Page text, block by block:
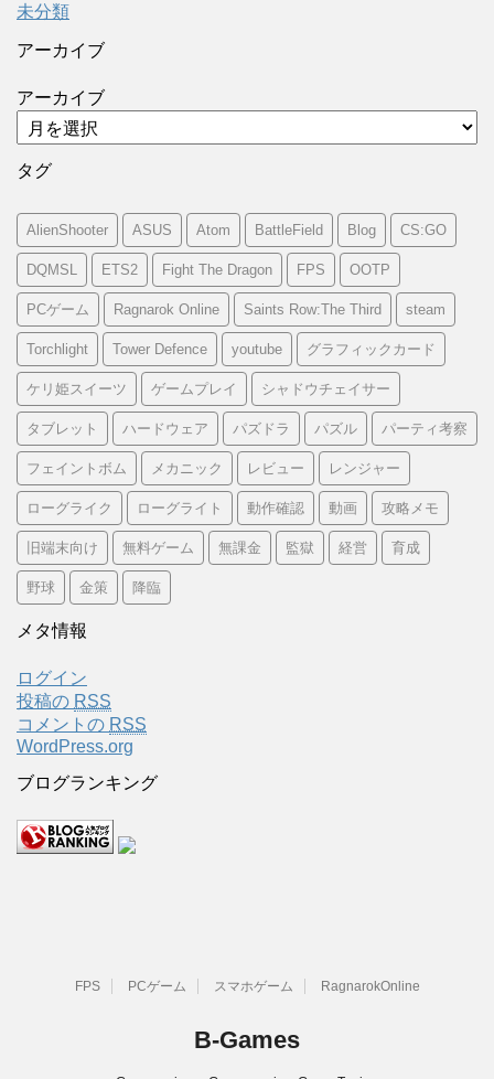
未分類
アーカイブ
アーカイブ
タグ
AlienShooter ASUS Atom BattleField Blog CS:GO
DQMSL ETS2 Fight The Dragon FPS OOTP
PCゲーム Ragnarok Online Saints Row:The Third steam
Torchlight Tower Defence youtube グラフィックカード
ケリ姫スイーツ ゲームプレイ シャドウチェイサー
タブレット ハードウェア パズドラ パズル パーティ考察
フェイントボム メカニック レビュー レンジャー
ローグライク ローグライト 動作確認 動画 攻略メモ
旧端末向け 無料ゲーム 無課金 監獄 経営 育成
野球 金策 降臨
メタ情報
ログイン
投稿の RSS
コメントの RSS
WordPress.org
ブログランキング
FPS PCゲーム スマホゲーム RagnarokOnline
B-Games